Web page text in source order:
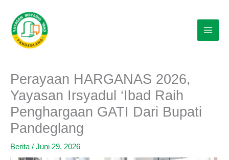
konten
Perayaan HARGANAS 2026,
Yayasan Irsyadul ‘Ibad Raih
Penghargaan GATI Dari Bupati
Pandeglang
Berita / Juni 29, 2026